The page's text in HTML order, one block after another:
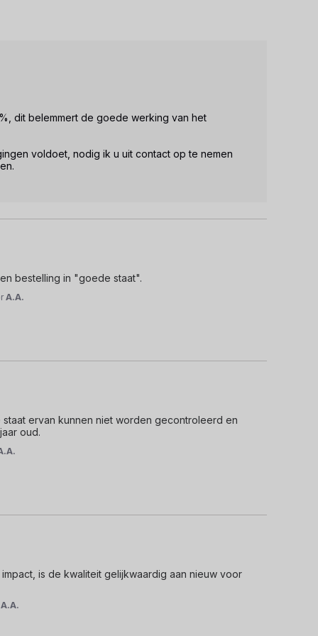
dit belemmert de goede werking van het
voldoet, nodig ik u uit contact op te nemen
bestelling in "goede staat".
A.A.
ervan kunnen niet worden gecontroleerd en
oud.
is de kwaliteit gelijkwaardig aan nieuw voor
A.A.